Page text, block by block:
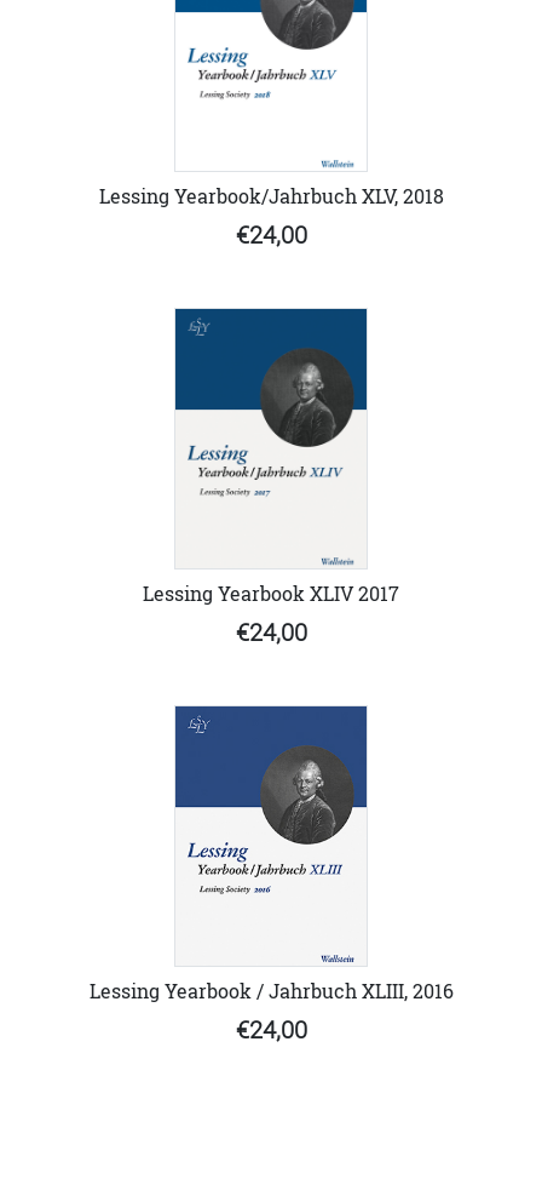
Lessing Yearbook/Jahrbuch XLV, 2018
€24,00
Lessing Yearbook XLIV 2017
€24,00
Lessing Yearbook / Jahrbuch XLIII, 2016
€24,00